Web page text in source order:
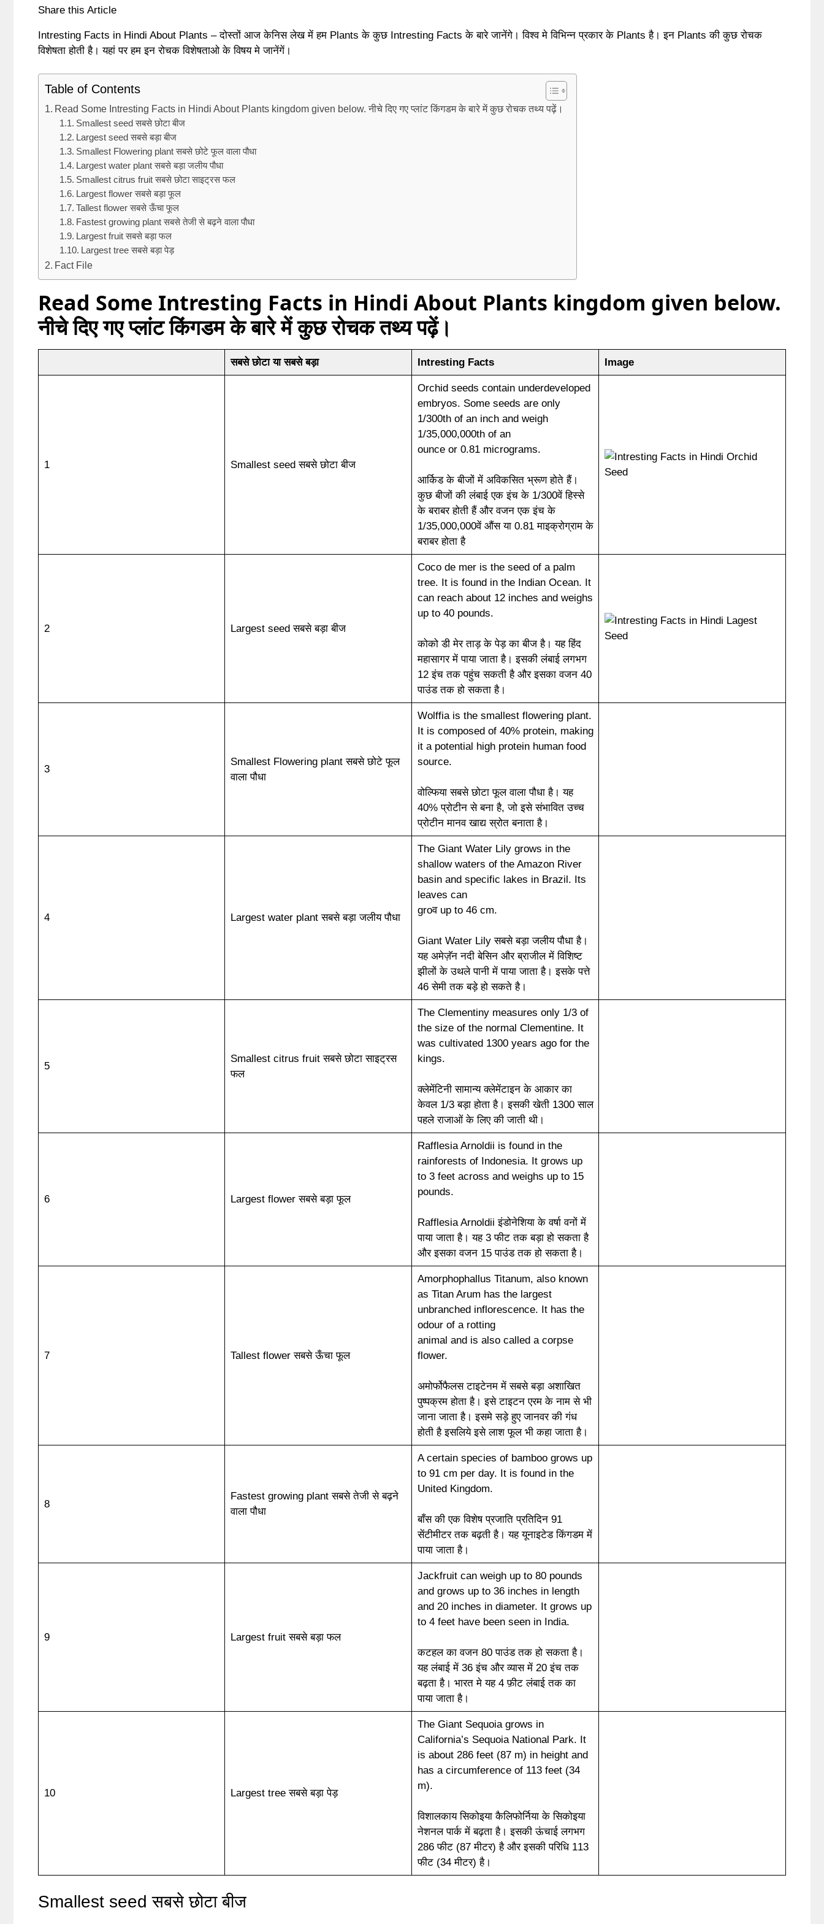
Share this Article
Intresting Facts in Hindi About Plants – दोस्तों आज केनिस लेख में हम Plants के कुछ Intresting Facts के बारे जानेंगे। विश्व मे विभिन्न प्रकार के Plants है। इन Plants की कुछ रोचक
विशेषता होती है। यहां पर हम इन रोचक विशेषताओ के विषय मे जानेंगें।
Table of Contents
Read Some Intresting Facts in Hindi About Plants kingdom given below. नीचे दिए गए प्लांट किंगडम के बारे में कुछ रोचक तथ्य पढ़ें।
Smallest seed सबसे छोटा बीज
Largest seed सबसे बड़ा बीज
Smallest Flowering plant सबसे छोटे फूल वाला पौधा
Largest water plant सबसे बड़ा जलीय पौधा
Smallest citrus fruit सबसे छोटा साइट्रस फल
Largest flower सबसे बड़ा फूल
Tallest flower सबसे ऊँचा फूल
Fastest growing plant सबसे तेजी से बढ़ने वाला पौधा
Largest fruit सबसे बड़ा फल
Largest tree सबसे बड़ा पेड़
Fact File
Read Some Intresting Facts in Hindi About Plants kingdom given below.
नीचे दिए गए प्लांट किंगडम के बारे में कुछ रोचक तथ्य पढ़ें।
सबसे छोटा या सबसे बड़ा Intresting Facts Image
1 Smallest seed सबसे छोटा बीज
Orchid seeds contain underdeveloped
embryos. Some seeds are only
1/300th of an inch and weigh
1/35,000,000th of an
ounce or 0.81 micrograms.
आर्किड के बीजों में अविकसित भ्रूण होते हैं।
कुछ बीजों की लंबाई एक इंच के 1/300वें हिस्से
के बराबर होती हैं और वजन एक इंच के
1/35,000,000वें औंस या 0.81 माइक्रोग्राम के
बराबर होता है
2 Largest seed सबसे बड़ा बीज
Coco de mer is the seed of a palm
tree. It is found in the Indian Ocean. It
can reach about 12 inches and weighs
up to 40 pounds.
कोको डी मेर ताड़ के पेड़ का बीज है। यह हिंद
महासागर में पाया जाता है। इसकी लंबाई लगभग
12 इंच तक पहुंच सकती है और इसका वजन 40
पाउंड तक हो सकता है।
3
Smallest Flowering plant सबसे छोटे फूल
वाला पौधा
Wolffia is the smallest flowering plant.
It is composed of 40% protein, making
it a potential high protein human food
source.
वोल्फिया सबसे छोटा फूल वाला पौधा है। यह
40% प्रोटीन से बना है, जो इसे संभावित उच्च
प्रोटीन मानव खाद्य स्रोत बनाता है।
4 Largest water plant सबसे बड़ा जलीय पौधा
The Giant Water Lily grows in the
shallow waters of the Amazon River
basin and specific lakes in Brazil. Its
leaves can
groव up to 46 cm.
Giant Water Lily सबसे बड़ा जलीय पौधा है।
यह अमेज़ॅन नदी बेसिन और ब्राजील में विशिष्ट
झीलों के उथले पानी में पाया जाता है। इसके पत्ते
46 सेमी तक बड़े हो सकते है।
5
Smallest citrus fruit सबसे छोटा साइट्रस
फल
The Clementiny measures only 1/3 of
the size of the normal Clementine. It
was cultivated 1300 years ago for the
kings.
क्लेमेंटिनी सामान्य क्लेमेंटाइन के आकार का
केवल 1/3 बड़ा होता है। इसकी खेती 1300 साल
पहले राजाओं के लिए की जाती थी।
6 Largest flower सबसे बड़ा फूल
Rafflesia Arnoldii is found in the
rainforests of Indonesia. It grows up
to 3 feet across and weighs up to 15
pounds.
Rafflesia Arnoldii इंडोनेशिया के वर्षा वनों में
पाया जाता है। यह 3 फीट तक बड़ा हो सकता है
और इसका वजन 15 पाउंड तक हो सकता है।
7 Tallest flower सबसे ऊँचा फूल
Amorphophallus Titanum, also known
as Titan Arum has the largest
unbranched inflorescence. It has the
odour of a rotting
animal and is also called a corpse
flower.
अमोर्फोफैलस टाइटेनम में सबसे बड़ा अशाखित
पुष्पक्रम होता है। इसे टाइटन एरम के नाम से भी
जाना जाता है। इसमे सड़े हुए जानवर की गंध
होती है इसलिये इसे लाश फूल भी कहा जाता है।
8
Fastest growing plant सबसे तेजी से बढ़ने
वाला पौधा
A certain species of bamboo grows up
to 91 cm per day. It is found in the
United Kingdom.
बाँस की एक विशेष प्रजाति प्रतिदिन 91
सेंटीमीटर तक बढ़ती है। यह यूनाइटेड किंगडम में
पाया जाता है।
9 Largest fruit सबसे बड़ा फल
Jackfruit can weigh up to 80 pounds
and grows up to 36 inches in length
and 20 inches in diameter. It grows up
to 4 feet have been seen in India.
कटहल का वजन 80 पाउंड तक हो सकता है।
यह लंबाई में 36 इंच और व्यास में 20 इंच तक
बढ़ता है। भारत मे यह 4 फ़ीट लंबाई तक का
पाया जाता है।
10 Largest tree सबसे बड़ा पेड़
The Giant Sequoia grows in
California’s Sequoia National Park. It
is about 286 feet (87 m) in height and
has a circumference of 113 feet (34
m).
विशालकाय सिकोइया कैलिफोर्निया के सिकोइया
नेशनल पार्क में बढ़ता है। इसकी ऊंचाई लगभग
286 फीट (87 मीटर) है और इसकी परिधि 113
फीट (34 मीटर) है।
Smallest seed सबसे छोटा बीज